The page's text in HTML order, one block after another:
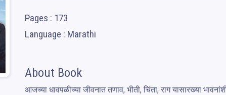
Pages : 173
Language : Marathi
About Book
आजच्या धावपळीच्या जीवनात तणाव, भीती, चिंता, राग यासारख्या